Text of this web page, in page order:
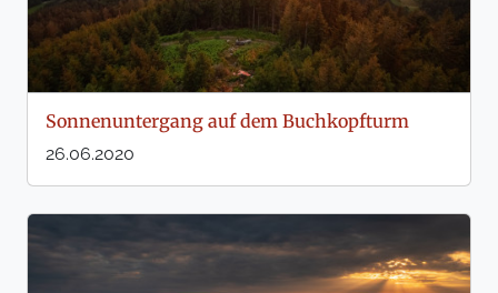
Sonnenuntergang auf dem Buchkopfturm
26.06.2020